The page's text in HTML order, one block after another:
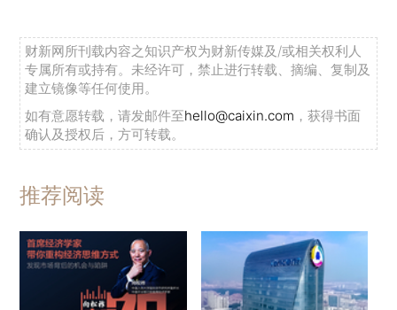
财新网所刊载内容之知识产权为财新传媒及/或相关权利人
专属所有或持有。未经许可，禁止进行转载、摘编、复制及
建立镜像等任何使用。
如有意愿转载，请发邮件至hello@caixin.com ，获得书面
确认及授权后，方可转载。
推荐阅读